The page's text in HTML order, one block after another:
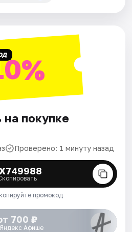
на покупке
Проверено: 1 минуту назад
промокод
700 ₽
Афише